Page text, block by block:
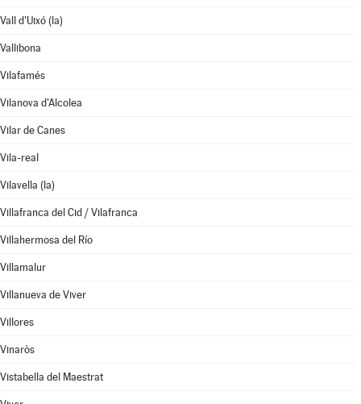
Vall d'Uixó (la)
Vallibona
Vilafamés
Vilanova d'Alcolea
Vilar de Canes
Vila-real
Vilavella (la)
Villafranca del Cid / Vilafranca
Villahermosa del Río
Villamalur
Villanueva de Viver
Villores
Vinaròs
Vistabella del Maestrat